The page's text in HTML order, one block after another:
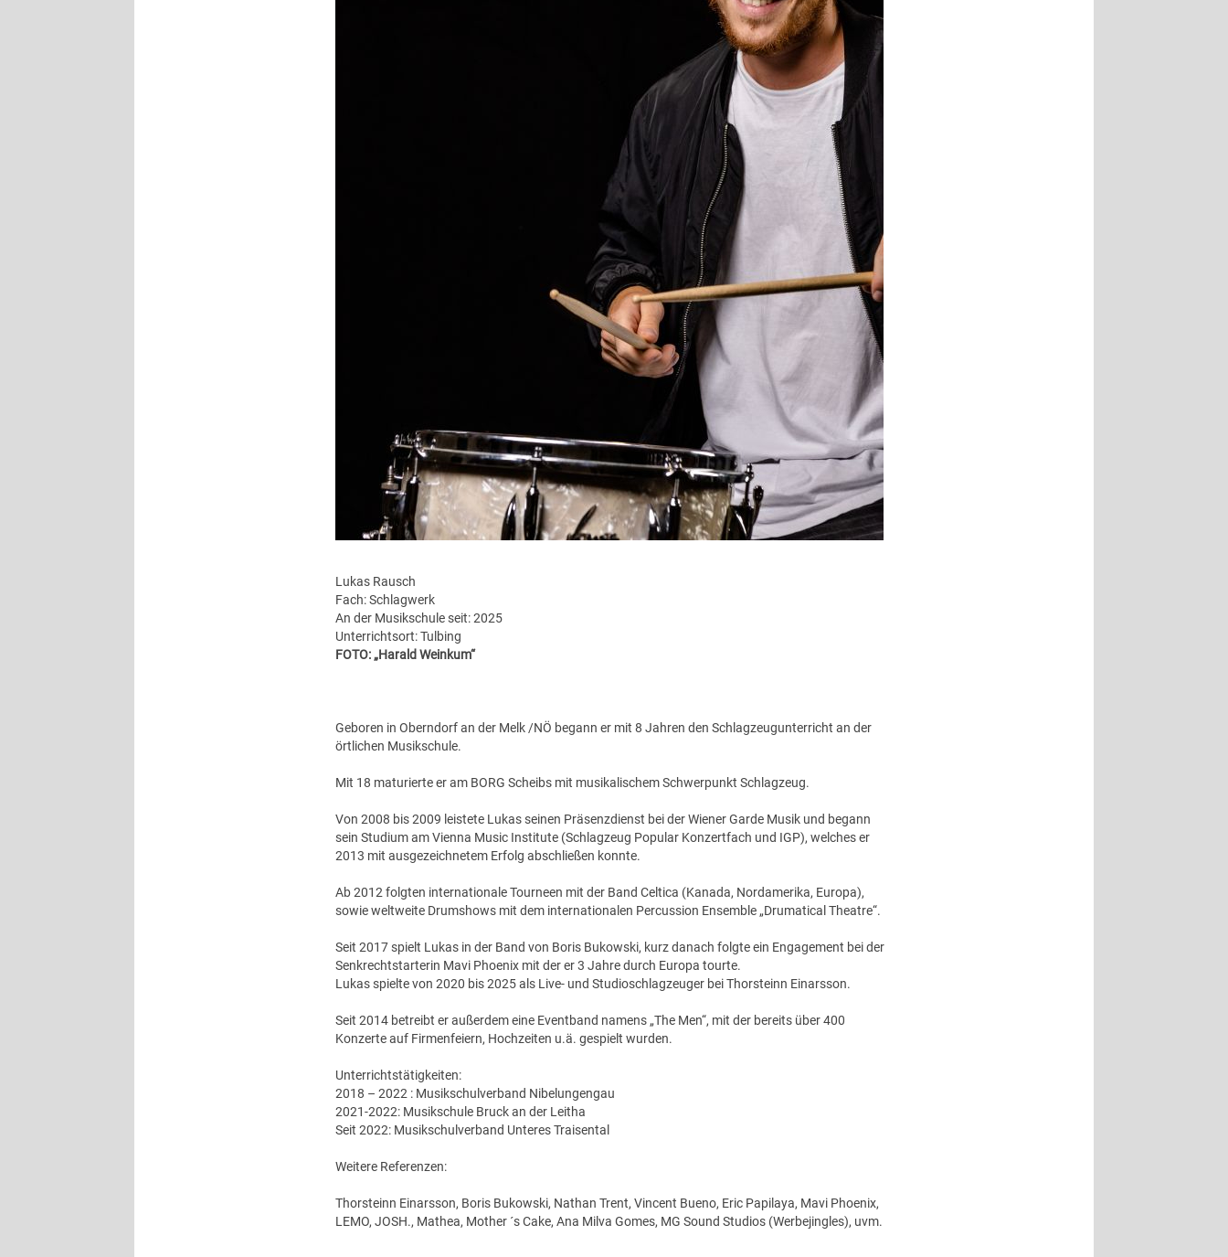
Lukas Rausch
Fach: Schlagwerk
An der Musikschule seit: 2025
Unterrichtsort: Tulbing
FOTO: „Harald Weinkum“
Geboren in Oberndorf an der Melk /NÖ begann er mit 8 Jahren den Schlagzeugunterricht an der
örtlichen Musikschule.
Mit 18 maturierte er am BORG Scheibs mit musikalischem Schwerpunkt Schlagzeug.
Von 2008 bis 2009 leistete Lukas seinen Präsenzdienst bei der Wiener Garde Musik und begann
sein Studium am Vienna Music Institute (Schlagzeug Popular Konzertfach und IGP), welches er
2013 mit ausgezeichnetem Erfolg abschließen konnte.
Ab 2012 folgten internationale Tourneen mit der Band Celtica (Kanada, Nordamerika, Europa),
sowie weltweite Drumshows mit dem internationalen Percussion Ensemble „Drumatical Theatre“.
Seit 2017 spielt Lukas in der Band von Boris Bukowski, kurz danach folgte ein Engagement bei der
Senkrechtstarterin Mavi Phoenix mit der er 3 Jahre durch Europa tourte.
Lukas spielte von 2020 bis 2025 als Live- und Studioschlagzeuger bei Thorsteinn Einarsson.
Seit 2014 betreibt er außerdem eine Eventband namens „The Men“, mit der bereits über 400
Konzerte auf Firmenfeiern, Hochzeiten u.ä. gespielt wurden.
Unterrichtstätigkeiten:
2018 – 2022 : Musikschulverband Nibelungengau
2021-2022: Musikschule Bruck an der Leitha
Seit 2022: Musikschulverband Unteres Traisental
Weitere Referenzen:
Thorsteinn Einarsson, Boris Bukowski, Nathan Trent, Vincent Bueno, Eric Papilaya, Mavi Phoenix,
LEMO, JOSH., Mathea, Mother ´s Cake, Ana Milva Gomes, MG Sound Studios (Werbejingles), uvm.